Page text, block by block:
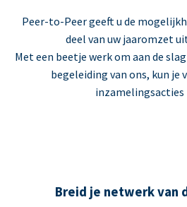
Peer-to-Peer geeft u de
deel van uw jaaromzet
Met een beetje werk om aan de
begeleiding van ons, kun je
inzamelingsacties
Breid je netwerk van